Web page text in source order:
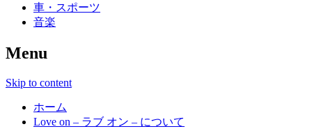
車・スポーツ
音楽
Menu
Skip to content
ホーム
Love on – ラブ オン – について